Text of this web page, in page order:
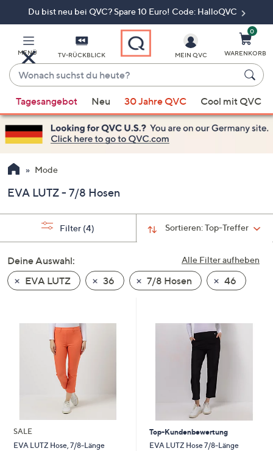
Du bist neu bei QVC? Spare 10 Euro! Code: HalloQVC
MENÜ TV-RÜCKBLICK
Wonach
suchst
du
heute?
Vorschläge
verfügbar
sind,
verwenden
Sie
Pfeiltasten
nach
und
nach
unten
oder
um
diese
MEIN QVC
0
WARENKORB
Tagesangebot Neu 30 Jahre QVC Cool mit QVC
Mode
EVA LUTZ - 7/8 Hosen
Sortieren:Top-Treffer
Filter (4)
Alle Filter aufheben
Deine Auswahl:
EVA LUTZ
36 7/8 Hosen 46
SALE
EVA LUTZ Hose, 7/8-Länge
Top-Kundenbewertung
EVA LUTZ Hose 7/8-Länge